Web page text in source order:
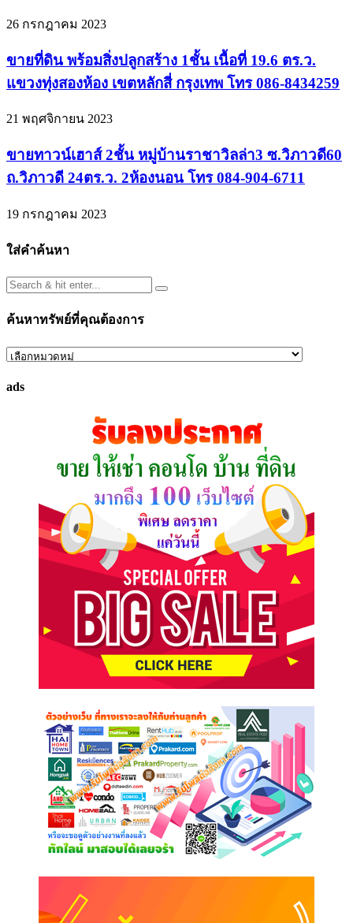
26 กรกฎาคม 2023
ขายที่ดิน พร้อมสิ่งปลูกสร้าง 1ชั้น เนื้อที่ 19.6 ตร.ว.
แขวงทุ่งสองห้อง เขตหลักสี่ กรุงเทพ โทร 086-8434259
21 พฤศจิกายน 2023
ขายทาวน์เฮาส์ 2ชั้น หมู่บ้านราชาวิลล่า3 ซ.วิภาวดี60
ถ.วิภาวดี 24ตร.ว. 2ห้องนอน โทร 084-904-6711
19 กรกฎาคม 2023
ใส่คำค้นหา
ค้นหาทรัพย์ที่คุณต้องการ
ค้นหา
ที่
ads